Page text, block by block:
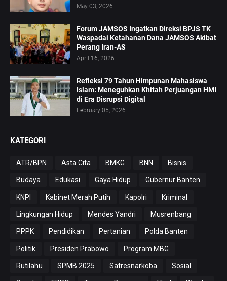
May 03, 2026
Forum JAMSOS Ingatkan Direksi BPJS TK
Waspadai Ketahanan Dana JAMSOS Akibat
Perang Iran-AS
April 16, 2026
Refleksi 79 Tahun Himpunan Mahasiswa
Islam: Meneguhkan Khitah Perjuangan HMI
di Era Disrupsi Digital
February 05, 2026
KATEGORI
ATR/BPN Asta Cita BMKG BNN Bisnis
Budaya Edukasi Gaya Hidup Gubernur Banten
KNPI Kabinet Merah Putih Kapolri Kriminal
Lingkungan Hidup Mendes Yandri Musrenbang
PPPK Pendidikan Pertanian Polda Banten
Politik Presiden Prabowo Program MBG
Rutilahu SPMB 2025 Satresnarkoba Sosial